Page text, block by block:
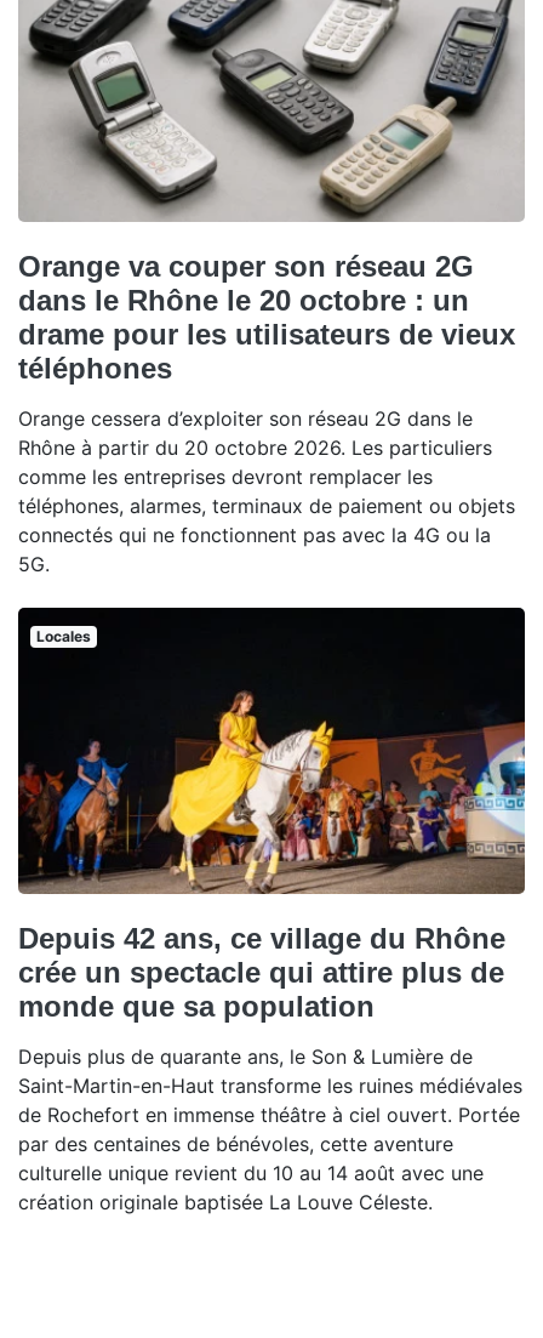
Orange va couper son réseau 2G
dans le Rhône le 20 octobre : un
drame pour les utilisateurs de vieux
téléphones
Orange cessera d’exploiter son réseau 2G dans le
Rhône à partir du 20 octobre 2026. Les particuliers
comme les entreprises devront remplacer les
téléphones, alarmes, terminaux de paiement ou objets
connectés qui ne fonctionnent pas avec la 4G ou la
5G.
Locales
Depuis 42 ans, ce village du Rhône
crée un spectacle qui attire plus de
monde que sa population
Depuis plus de quarante ans, le Son & Lumière de
Saint-Martin-en-Haut transforme les ruines médiévales
de Rochefort en immense théâtre à ciel ouvert. Portée
par des centaines de bénévoles, cette aventure
culturelle unique revient du 10 au 14 août avec une
création originale baptisée La Louve Céleste.